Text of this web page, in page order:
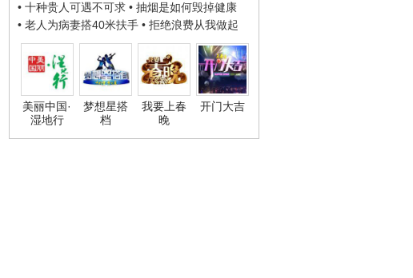
• 十种贵人可遇不可求 • 抽烟是如何毁掉健康
• 老人为病妻搭40米扶手 • 拒绝浪费从我做起
美丽中国·
湿地行
梦想星搭
档
我要上春
晚
开门大吉